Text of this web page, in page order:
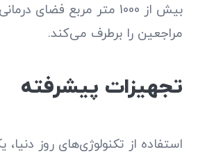
بیش از 1000 متر مربع فضای
مراجعین را برطرف می‌کند.
تجهیزات پیشرفته
استفاده از تکنولوژی‌های روز